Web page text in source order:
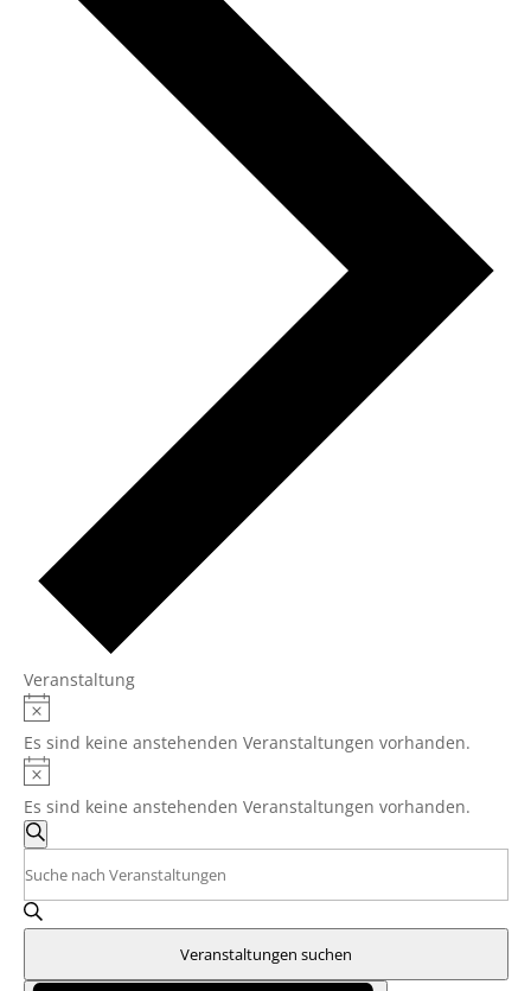
Veranstaltung
Veranstaltungen
für
1.
März
2026
Hinweis
Es sind keine anstehenden Veranstaltungen vorhanden.
Hinweis
Es sind keine anstehenden Veranstaltungen vorhanden.
Veranstaltungen
Suche
und
Ansichten,
Suche
Schlüsselwort
eingeben.
Veranstaltungen suchen